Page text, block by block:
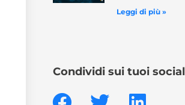
Leggi di più »
Condividi sui tuoi social